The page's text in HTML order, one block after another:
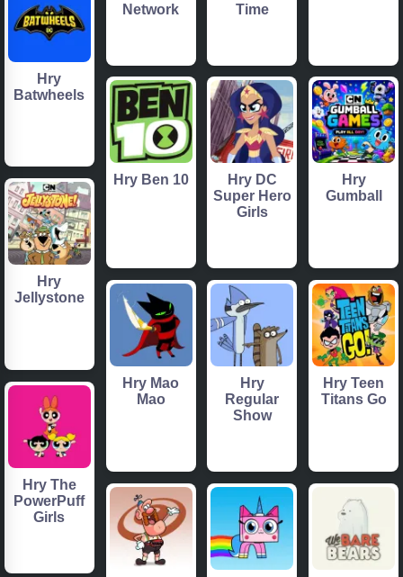
Network
Time
Hry
Batwheels
Hry Ben 10
Hry DC
Super Hero
Girls
Hry
Gumball
Hry
Jellystone
Hry Mao
Mao
Hry
Regular
Show
Hry Teen
Titans Go
Hry The
PowerPuff
Girls